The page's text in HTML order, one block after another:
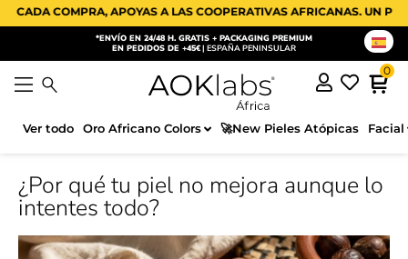
APOYAS A LAS COOPERATIVAS AFRICANAS. UN PEQUEÑO
*ENVÍO EN 24/48 H. GRATIS + PACKAGING PREMIUM
EN PEDIDOS DE +45€| ESPAÑA PENINSULAR
Ver todo Oro Africano Colors 🚀New Pieles Atópicas Facial
¿Por qué tu piel no mejora aunque lo
intentes todo?